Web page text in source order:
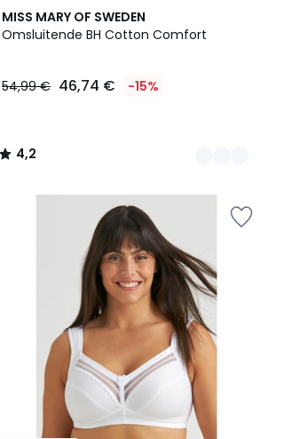
MISS MARY OF SWEDEN
Omsluitende BH Cotton Comfort
54,99 € 46,74 € -15%
4,2
/ 5
2
Kleuren
4,2
/